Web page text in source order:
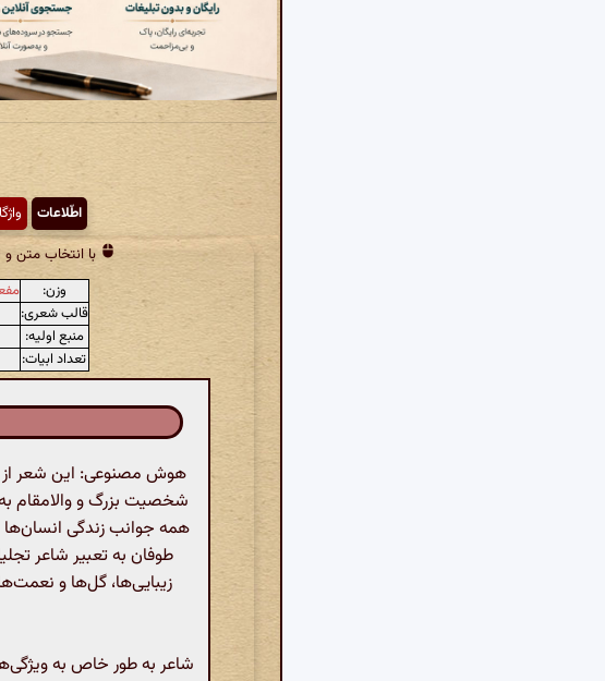
اطّلاعات
با انتخاب متن
وزن:
قالب شعری:
منبع اولیه:
تعداد ابیات:
هوش مصنوعی: این شعر از
شخصیت بزرگ و والامقام
همه جوانب زندگی انسان‌ها
طوفان به تعبیر شاعر
زیبایی‌ها، گل‌ها و
شاعر به طور خاص به